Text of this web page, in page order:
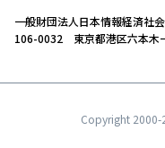
一般財団法人日本情報経済社
106-0032 東京都港区六本木
Copyright 2000-